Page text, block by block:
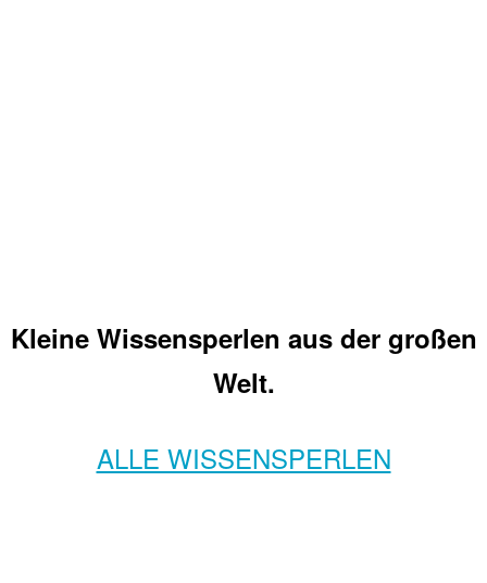
Kleine Wissensperlen aus der großen
Welt.
ALLE WISSENSPERLEN